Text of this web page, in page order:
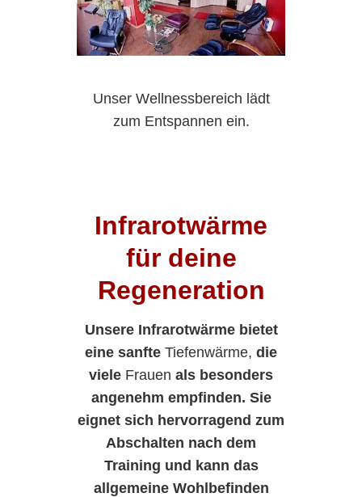
Unser Wellnessbereich lädt
zum Entspannen ein.
Infrarotwärme
für deine
Regeneration
Unsere Infrarotwärme bietet
eine sanfte Tiefenwärme, die
viele Frauen als besonders
angenehm empfinden. Sie
eignet sich hervorragend zum
Abschalten nach dem
Training und kann das
allgemeine Wohlbefinden